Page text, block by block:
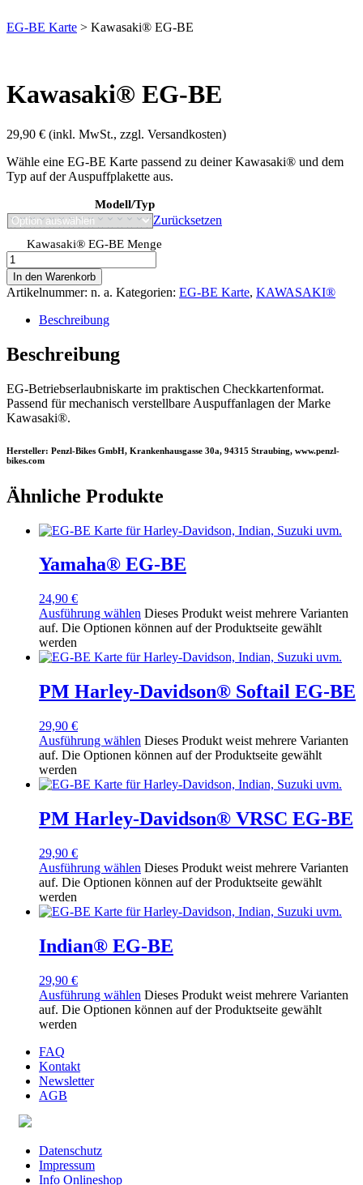
EG-BE Karte > Kawasaki® EG-BE
Kawasaki® EG-BE
29,90 € (inkl. MwSt., zzgl. Versandkosten)
Wähle eine EG-BE Karte passend zu deiner Kawasaki® und dem
Typ auf der Auspuffplakette aus.
Modell/Typ
Zurücksetzen
Kawasaki® EG-BE Menge
In den Warenkorb
Artikelnummer: n. a. Kategorien: EG-BE Karte, KAWASAKI®
Beschreibung
Beschreibung
EG-Betriebserlaubniskarte im praktischen Checkkartenformat.
Passend für mechanisch verstellbare Auspuffanlagen der Marke
Kawasaki®.
Hersteller: Penzl-Bikes GmbH, Krankenhausgasse 30a, 94315 Straubing, www.penzl-
bikes.com
Ähnliche Produkte
Yamaha® EG-BE
24,90 €
Ausführung wählen Dieses Produkt weist mehrere Varianten
auf. Die Optionen können auf der Produktseite gewählt
werden
PM Harley-Davidson® Softail EG-BE
29,90 €
Ausführung wählen Dieses Produkt weist mehrere Varianten
auf. Die Optionen können auf der Produktseite gewählt
werden
PM Harley-Davidson® VRSC EG-BE
29,90 €
Ausführung wählen Dieses Produkt weist mehrere Varianten
auf. Die Optionen können auf der Produktseite gewählt
werden
Indian® EG-BE
29,90 €
Ausführung wählen Dieses Produkt weist mehrere Varianten
auf. Die Optionen können auf der Produktseite gewählt
werden
FAQ
Kontakt
Newsletter
AGB
Datenschutz
Impressum
Info Onlineshop